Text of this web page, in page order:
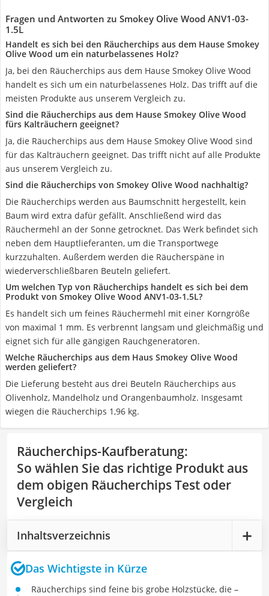
Fragen und Antworten zu Smokey Olive Wood ANV1-03-
1.5L
Handelt es sich bei den Räucherchips aus dem Hause Smokey
Olive Wood um ein naturbelassenes Holz?
Ja, bei den Räucherchips aus dem Hause Smokey Olive Wood
handelt es sich um ein naturbelassenes Holz. Das trifft auf die
meisten Produkte aus unserem Vergleich zu.
Sind die Räucherchips aus dem Hause Smokey Olive Wood
fürs Kalträuchern geeignet?
Ja, die Räucherchips aus dem Hause Smokey Olive Wood sind
für das Kalträuchern geeignet. Das trifft nicht auf alle Produkte
aus unserem Vergleich zu.
Sind die Räucherchips von Smokey Olive Wood nachhaltig?
Die Räucherchips werden aus Baumschnitt hergestellt, kein
Baum wird extra dafür gefällt. Anschließend wird das
Räuchermehl an der Sonne getrocknet. Das Werk befindet sich
neben dem Hauptlieferanten, um die Transportwege
kurzzuhalten. Außerdem werden die Räucherspäne in
wiederverschließbaren Beuteln geliefert.
Um welchen Typ von Räucherchips handelt es sich bei dem
Produkt von Smokey Olive Wood ANV1-03-1.5L?
Es handelt sich um feines Räuchermehl mit einer Korngröße
von maximal 1 mm. Es verbrennt langsam und gleichmäßig und
eignet sich für alle gängigen Rauchgeneratoren.
Welche Räucherchips aus dem Haus Smokey Olive Wood
werden geliefert?
Die Lieferung besteht aus drei Beuteln Räucherchips aus
Olivenholz, Mandelholz und Orangenbaumholz. Insgesamt
wiegen die Räucherchips 1,96 kg.
Räucherchips-Kaufberatung:
So wählen Sie das richtige Produkt aus
dem obigen Räucherchips Test oder
Vergleich
Inhaltsverzeichnis
Das Wichtigste in Kürze
Räucherchips sind feine bis grobe Holzstücke, die –